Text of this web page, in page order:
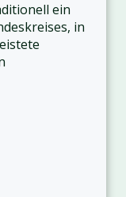
ein
in